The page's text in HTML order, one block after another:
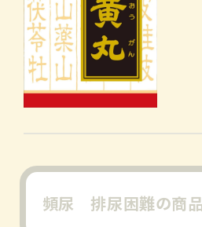
頻尿 排尿困難の商